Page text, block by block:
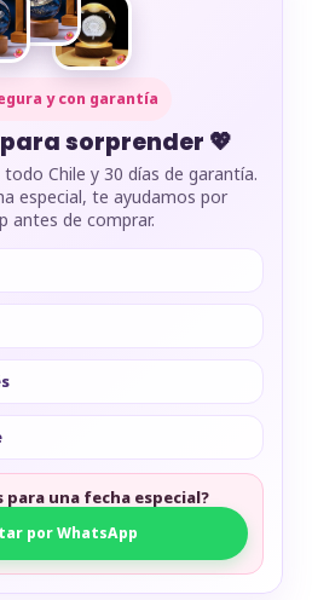
y con garantía
sorprender 💖
Chile y 30 días de garantía.
especial, te ayudamos por
antes de comprar.
para una fecha especial?
por WhatsApp